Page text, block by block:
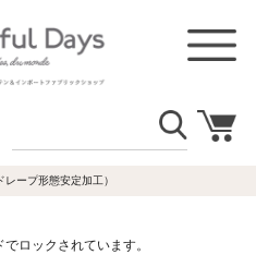
ープ形態安定加工）
ロックされています。